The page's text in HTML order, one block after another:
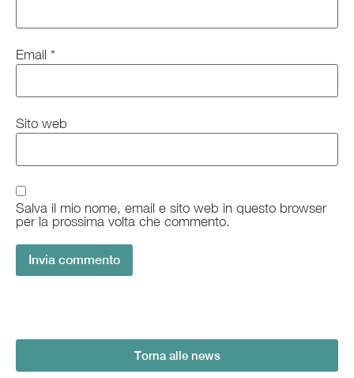
Email *
Sito web
Salva il mio nome, email e sito web in questo browser
per la prossima volta che commento.
Torna alle news